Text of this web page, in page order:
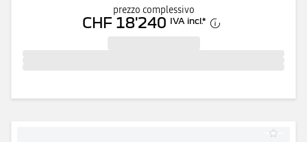
prezzo complessivo
CHF 18'240 IVA incl.*